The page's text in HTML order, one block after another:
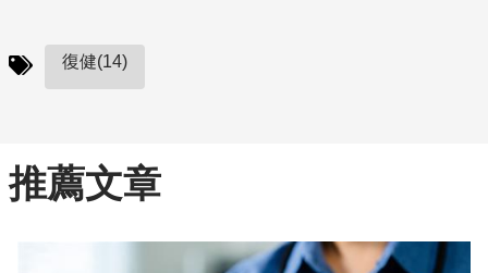
復健(14)
推薦文章